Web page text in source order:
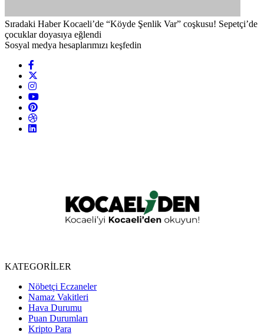
Sıradaki Haber Kocaeli’de “Köyde Şenlik Var” coşkusu! Sepetçi’de
çocuklar doyasıya eğlendi
Sosyal medya hesaplarımızı keşfedin
KATEGORİLER
Nöbetçi Eczaneler
Namaz Vakitleri
Hava Durumu
Puan Durumları
Kripto Para